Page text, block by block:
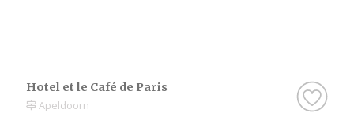
Hotel et le Café de Paris
Apeldoorn